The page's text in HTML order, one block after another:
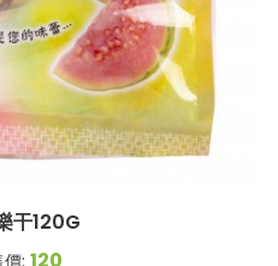
干120G
: 120